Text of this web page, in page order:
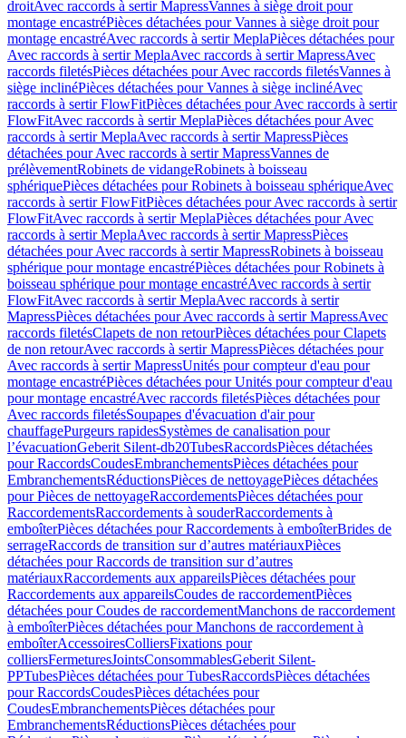
droitAvec raccords à sertir MapressVannes à siège droit pour
montage encastréPièces détachées pour Vannes à siège droit pour
montage encastréAvec raccords à sertir MeplaPièces détachées pour
Avec raccords à sertir MeplaAvec raccords à sertir MapressAvec
raccords filetésPièces détachées pour Avec raccords filetésVannes à
siège inclinéPièces détachées pour Vannes à siège inclinéAvec
raccords à sertir FlowFitPièces détachées pour Avec raccords à sertir
FlowFitAvec raccords à sertir MeplaPièces détachées pour Avec
raccords à sertir MeplaAvec raccords à sertir MapressPièces
détachées pour Avec raccords à sertir MapressVannes de
prélèvementRobinets de vidangeRobinets à boisseau
sphériquePièces détachées pour Robinets à boisseau sphériqueAvec
raccords à sertir FlowFitPièces détachées pour Avec raccords à sertir
FlowFitAvec raccords à sertir MeplaPièces détachées pour Avec
raccords à sertir MeplaAvec raccords à sertir MapressPièces
détachées pour Avec raccords à sertir MapressRobinets à boisseau
sphérique pour montage encastréPièces détachées pour Robinets à
boisseau sphérique pour montage encastréAvec raccords à sertir
FlowFitAvec raccords à sertir MeplaAvec raccords à sertir
MapressPièces détachées pour Avec raccords à sertir MapressAvec
raccords filetésClapets de non retourPièces détachées pour Clapets
de non retourAvec raccords à sertir MapressPièces détachées pour
Avec raccords à sertir MapressUnités pour compteur d'eau pour
montage encastréPièces détachées pour Unités pour compteur d'eau
pour montage encastréAvec raccords filetésPièces détachées pour
Avec raccords filetésSoupapes d'évacuation d'air pour
chauffagePurgeurs rapidesSystèmes de canalisation pour
l’évacuationGeberit Silent-db20TubesRaccordsPièces détachées
pour RaccordsCoudesEmbranchementsPièces détachées pour
EmbranchementsRéductionsPièces de nettoyagePièces détachées
pour Pièces de nettoyageRaccordementsPièces détachées pour
RaccordementsRaccordements à souderRaccordements à
emboîterPièces détachées pour Raccordements à emboîterBrides de
serrageRaccords de transition sur d’autres matériauxPièces
détachées pour Raccords de transition sur d’autres
matériauxRaccordements aux appareilsPièces détachées pour
Raccordements aux appareilsCoudes de raccordementPièces
détachées pour Coudes de raccordementManchons de raccordement
à emboîterPièces détachées pour Manchons de raccordement à
emboîterAccessoiresColliersFixations pour
colliersFermeturesJointsConsommablesGeberit Silent-
PPTubesPièces détachées pour TubesRaccordsPièces détachées
pour RaccordsCoudesPièces détachées pour
CoudesEmbranchementsPièces détachées pour
EmbranchementsRéductionsPièces détachées pour